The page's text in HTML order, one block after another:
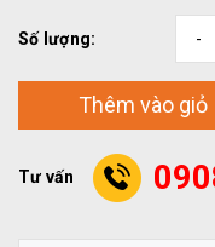
Số lượng: -
Thêm vào giỏ
Tư vấn